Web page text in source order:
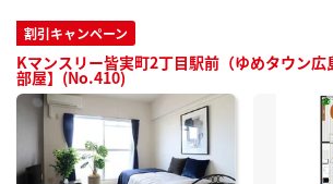
割引キャンペーン
Kマンスリー皆実町2丁目駅前（ゆめタウン広
部屋】(No.410)